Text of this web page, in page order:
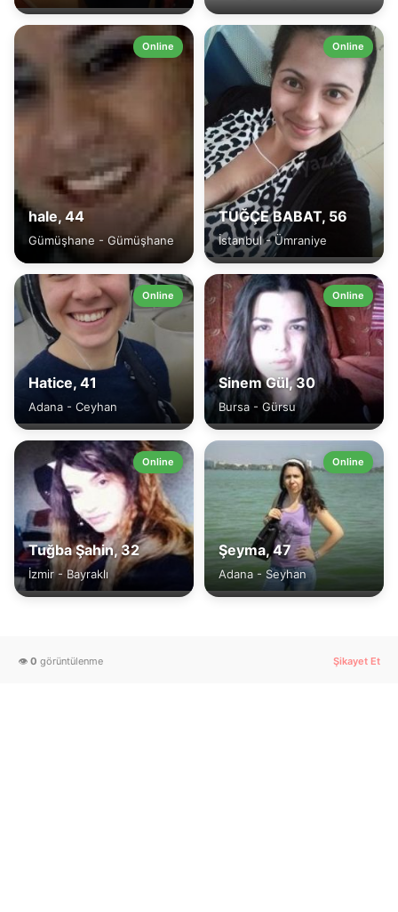
Online
hale, 44
Gümüşhane - Gümüşhane
Online
TUĞÇE BABAT, 56
İstanbul - Ümraniye
Online
Hatice, 41
Adana - Ceyhan
Online
Sinem Gül, 30
Bursa - Gürsu
Online
Tuğba Şahin, 32
İzmir - Bayraklı
Online
Şeyma, 47
Adana - Seyhan
👁️ 0 görüntülenme Şikayet Et